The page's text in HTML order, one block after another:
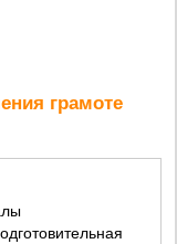
грамоте